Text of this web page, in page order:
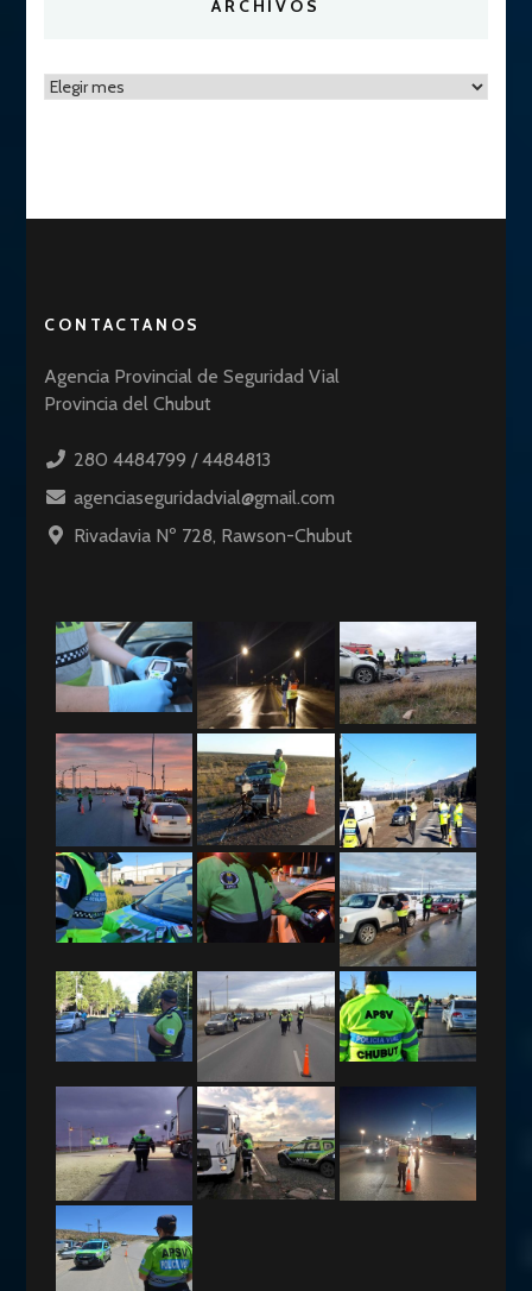
ARCHIVOS
Archivos
CONTACTANOS
Agencia Provincial de Seguridad Vial
Provincia del Chubut
280 4484799 / 4484813
agenciaseguridadvial@gmail.com
Rivadavia Nº 728, Rawson-Chubut